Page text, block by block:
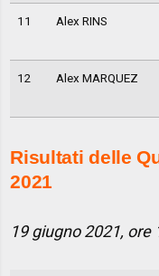
11 Alex RINS
12 Alex MARQUEZ
Risultati delle
2021
19 giugno 2021, ore